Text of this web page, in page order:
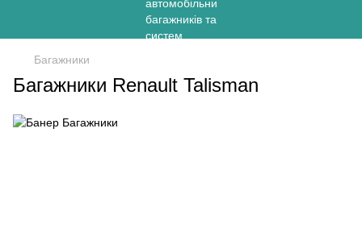
Багажники
Багажники Renault Talisman